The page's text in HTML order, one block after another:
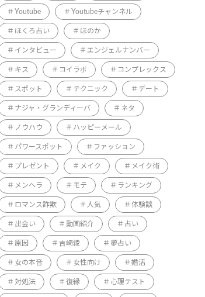
Youtube Youtubeチャンネル
ほくろ占い ほのか
インタビュー エンジェルナンバー
キス コイラボ コンプレックス
スポット テクニック デート
ナジャ・グランディーバ ネタ
ノウハウ ハッピーメール
パワースポット ファッション
プレゼント メイク メイク術
メンヘラ モテ ランキング
ロマンス詐欺 人気 体験談
出会い 動画紹介 占い
原因 吉崎綾 夢占い
女の本音 女性向け 婚活
対処法 復縁 心理テスト